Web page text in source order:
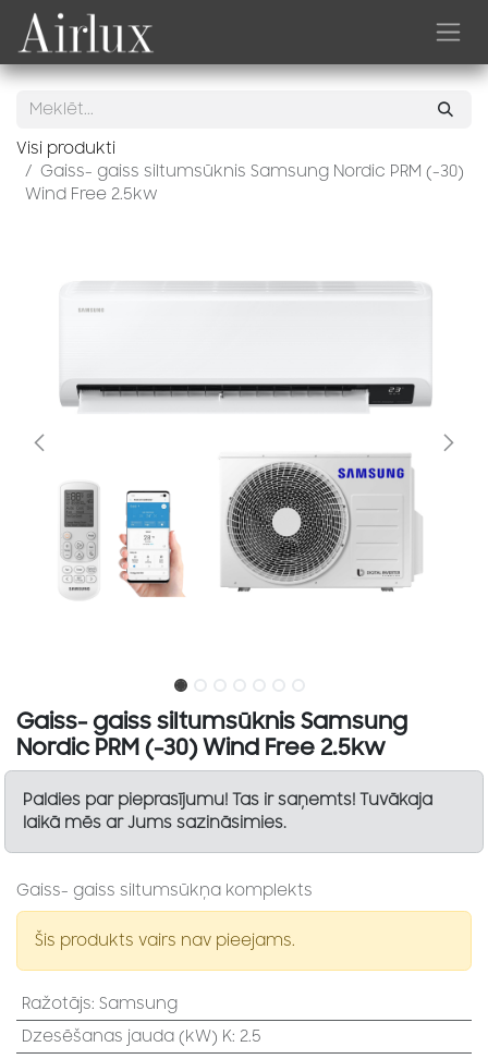
Skip to Content
Visi produkti
Gaiss- gaiss siltumsūknis Samsung Nordic PRM (-30)
Wind Free 2.5kw
Gaiss- gaiss siltumsūknis Samsung
Nordic PRM (-30) Wind Free 2.5kw
Paldies par pieprasījumu! Tas ir saņemts! Tuvākaja
laikā mēs ar Jums sazināsimies.
Gaiss- gaiss siltumsūkņa komplekts
Šis produkts vairs nav pieejams.
Ražotājs: Samsung
Dzesēšanas jauda (kW) K: 2.5